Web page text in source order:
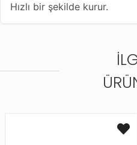
Hızlı bir şekilde kurur.